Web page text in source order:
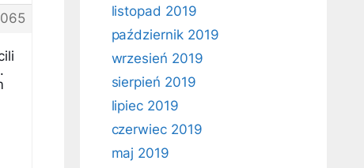
listopad 2019
październik 2019
wrzesień 2019
sierpień 2019
lipiec 2019
czerwiec 2019
maj 2019